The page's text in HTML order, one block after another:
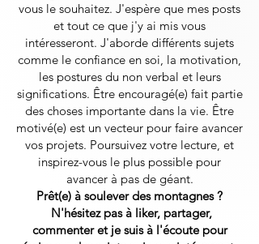
vous le souhaitez. J'espère que mes posts
et tout ce que j'y ai mis vous
intéresseront. J'aborde différents sujets
comme le confiance en soi, la motivation,
les postures du non verbal et leurs
significations. Être encouragé(e) fait partie
des choses importante dans la vie. Être
motivé(e) est un vecteur pour faire avancer
vos projets. Poursuivez votre lecture, et
inspirez-vous le plus possible pour
avancer à pas de géant.
Prêt(e) à soulever des montagnes ?
N'hésitez pas à liker, partager,
commenter et je suis à l'écoute pour